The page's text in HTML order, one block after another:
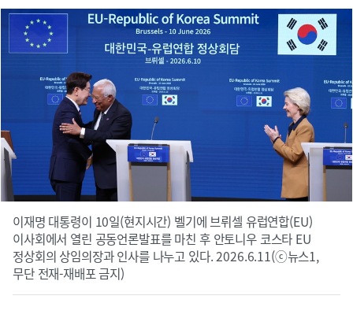
이재명 대통령이 10일(현지시간) 벨기에 브뤼셀 유럽연합(EU)
이사회에서 열린 공동언론발표를 마친 후 안토니우 코스타 EU
정상회의 상임의장과 인사를 나누고 있다. 2026.6.11(ⓒ뉴스1,
무단 전재-재배포 금지)